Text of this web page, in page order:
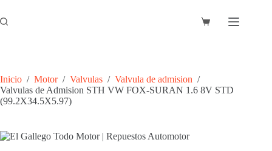
al
contenido
Carro
Inicio / Motor / Valvulas / Valvula de admision /
Valvulas de Admision STH VW FOX-SURAN 1.6 8V STD
(99.2X34.5X5.97)